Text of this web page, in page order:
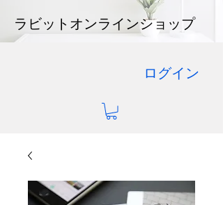
ラビットオンラインショップ
ログイン